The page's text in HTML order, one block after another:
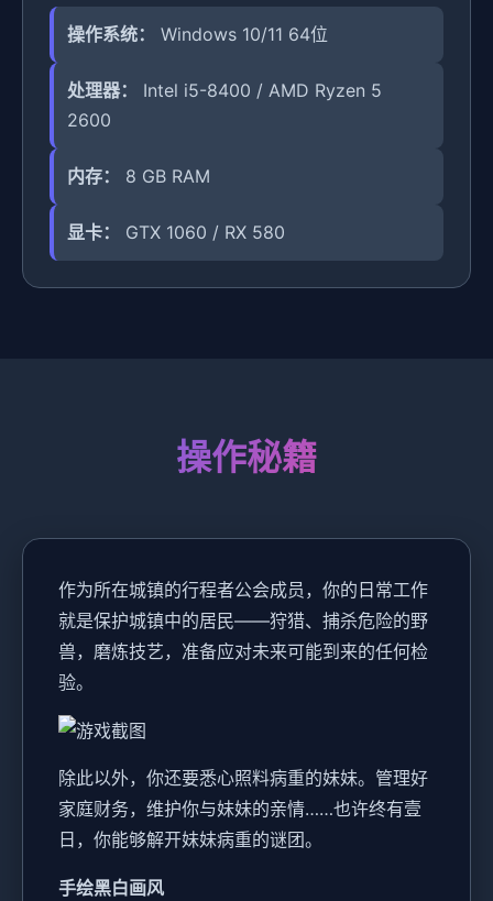
操作系统： Windows 10/11 64位
处理器：
Intel i5-8400 / AMD Ryzen 5
2600
内存： 8 GB RAM
显卡： GTX 1060 / RX 580
操作秘籍
作为所在城镇的行程者公会成员，你的日常工作
就是保护城镇中的居民——狩猎、捕杀危险的野
兽，磨炼技艺，准备应对未来可能到来的任何检
验。
除此以外，你还要悉心照料病重的妹妹。管理好
家庭财务，维护你与妹妹的亲情……也许终有壹
日，你能够解开妹妹病重的谜团。
手绘黑白画风